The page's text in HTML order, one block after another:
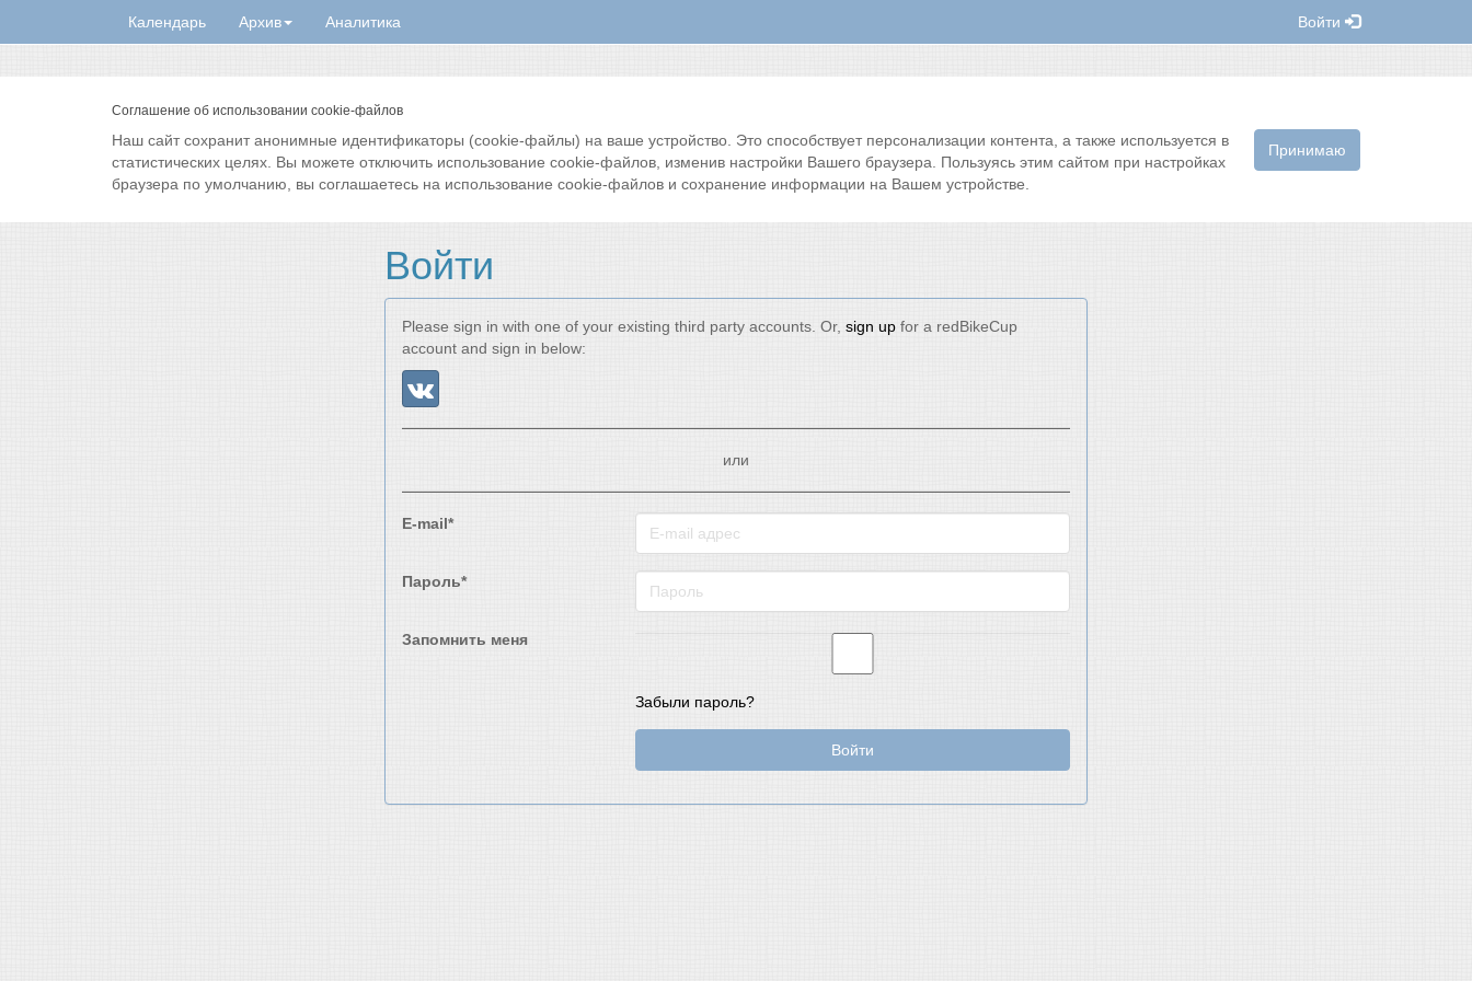
Календарь Архив Аналитика Войти
Соглашение об использовании cookie-файлов
Принимаю
Наш сайт сохранит анонимные идентификаторы (cookie-файлы) на ваше устройство. Это способствует персонализации контента, а также используется в
статистических целях. Вы можете отключить использование cookie-файлов, изменив настройки Вашего браузера. Пользуясь этим сайтом при настройках
браузера по умолчанию, вы соглашаетесь на использование cookie-файлов и сохранение информации на Вашем устройстве.
Войти
Please sign in with one of your existing third party accounts. Or, sign up for a redBikeCup
account and sign in below:
или
E-mail*
Пароль*
Запомнить меня
Забыли пароль?
Войти